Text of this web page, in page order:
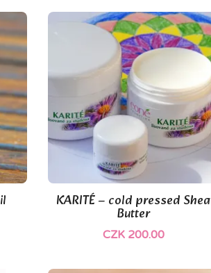
KARITÉ – cold pressed Shea
Butter
CZK 200.00
Quick view